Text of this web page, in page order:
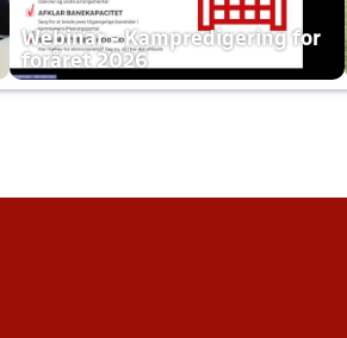
Webinar - Kampredigering for
foråret 2026